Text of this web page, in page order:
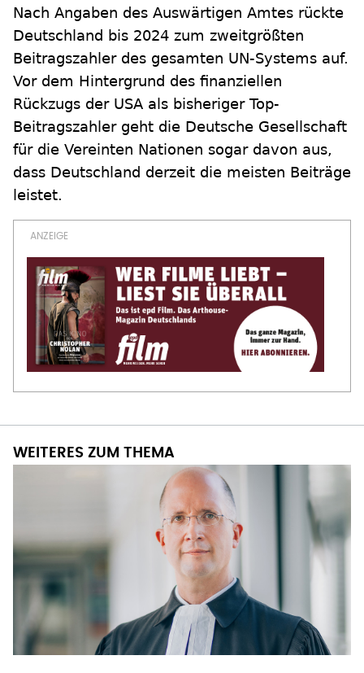
Nach Angaben des Auswärtigen Amtes rückte
Deutschland bis 2024 zum zweitgrößten
Beitragszahler des gesamten UN-Systems auf.
Vor dem Hintergrund des finanziellen
Rückzugs der USA als bisheriger Top-
Beitragszahler geht die Deutsche Gesellschaft
für die Vereinten Nationen sogar davon aus,
dass Deutschland derzeit die meisten Beiträge
leistet.
WEITERES ZUM THEMA